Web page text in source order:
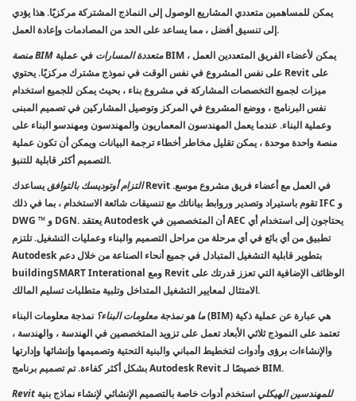
يمكن للمساهمين متعددي المشاريع الوصول إلى النماذج المشتركة مركزيًا. هذا يؤدي
إلى تنسيق أفضل ، مما يساعد على الحد من المصادمات وإعادة العمل.
منصة BIM متعددة المسارات في عملية BIM ، يمكن لأعضاء الفريق المتعددين العمل
على نفس المشروع في نفس الوقت في نموذج مشترك مركزيًا. يحتوي Revit على
ميزات لجميع التخصصات المشاركة في مشروع بناء ، بحيث يمكن للجميع استخدام
نفس البرنامج ، ووضع المشروع في المركز وتوصيل المشاركين في تصميم المبنى
وعملية البناء. عندما يعمل المهندسون المعماريون والمهندسون ومهندسو البناء على
منصة واحدة موحدة ، يمكن تقليل مخاطر أخطاء ترجمة البيانات ويمكن أن تكون عملية
التصميم أكثر قابلية للتنبؤ.
التزام أوتوديسك بالتوافقيساعدك Revit في العمل مع أعضاء فريق مشروع موسع.
تقوم باستيراد وتصدير وروابط بياناتك مع تنسيقات شائعة الاستخدام ، بما في ذلك IFC و
DWG ™ و DGN. يعتقد Autodesk أن المتخصصين في AEC يحتاجون إلى استخدام أي
تطبيق من أي بائع في أي مرحلة من مراحل التصميم والبناء وعمليات التشغيل. تلتزم
Autodesk بتطوير قابلية التشغيل المتبادل في جميع أنحاء الصناعة من خلال دعم
buildingSMART Interational ومع Revit الوظائف الإضافية التي تعزز قدرتك على
الامتثال لمعايير التشغيل المتداخل وتلبية متطلبات تسليم المالك.
ما هو نمذجة معلومات البناء؟ نمذجة معلومات البناء (BIM) هي عبارة عن عملية ذكية
تعتمد على النموذج ثلاثي الأبعاد تعمل على تزويد المتخصصين في الهندسة ، والهندسة ،
والإنشاءات برؤى وأدوات لتخطيط المباني والبنية التحتية وتصميمها وإنشائها وإدارتها
بشكل أكثر كفاءة. تم تصميم برنامج Autodesk Revit خصيصًا لـ BIM.
Revit للمهندسين الهيكلي استخدم أدوات خاصة بالتصميم الإنشائي لإنشاء نماذج بنية